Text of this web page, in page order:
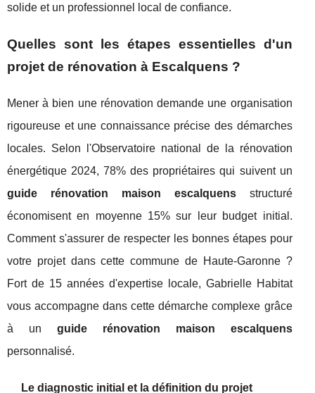
solide et un professionnel local de confiance.
Quelles sont les étapes essentielles d'un
projet de rénovation à Escalquens ?
Mener à bien une rénovation demande une organisation
rigoureuse et une connaissance précise des démarches
locales. Selon l'Observatoire national de la rénovation
énergétique 2024, 78% des propriétaires qui suivent un
guide rénovation maison escalquensstructuré
économisent en moyenne 15% sur leur budget initial.
Comment s'assurer de respecter les bonnes étapes pour
votre projet dans cette commune de Haute-Garonne ?
Fort de 15 années d'expertise locale, Gabrielle Habitat
vous accompagne dans cette démarche complexe grâce
à un guide rénovation maison escalquens
personnalisé.
Le diagnostic initial et la définition du projet